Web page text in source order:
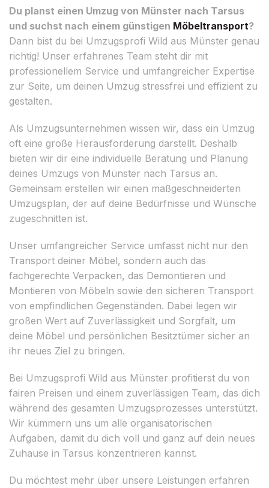
Du planst einen Umzug von Münster nach Tarsus
und suchst nach einem günstigen Möbeltransport?
Dann bist du bei Umzugsprofi Wild aus Münster genau
richtig! Unser erfahrenes Team steht dir mit
professionellem Service und umfangreicher Expertise
zur Seite, um deinen Umzug stressfrei und effizient zu
gestalten.
Als Umzugsunternehmen wissen wir, dass ein Umzug
oft eine große Herausforderung darstellt. Deshalb
bieten wir dir eine individuelle Beratung und Planung
deines Umzugs von Münster nach Tarsus an.
Gemeinsam erstellen wir einen maßgeschneiderten
Umzugsplan, der auf deine Bedürfnisse und Wünsche
zugeschnitten ist.
Unser umfangreicher Service umfasst nicht nur den
Transport deiner Möbel, sondern auch das
fachgerechte Verpacken, das Demontieren und
Montieren von Möbeln sowie den sicheren Transport
von empfindlichen Gegenständen. Dabei legen wir
großen Wert auf Zuverlässigkeit und Sorgfalt, um
deine Möbel und persönlichen Besitztümer sicher an
ihr neues Ziel zu bringen.
Bei Umzugsprofi Wild aus Münster profitierst du von
fairen Preisen und einem zuverlässigen Team, das dich
während des gesamten Umzugsprozesses unterstützt.
Wir kümmern uns um alle organisatorischen
Aufgaben, damit du dich voll und ganz auf dein neues
Zuhause in Tarsus konzentrieren kannst.
Du möchtest mehr über unsere Leistungen erfahren